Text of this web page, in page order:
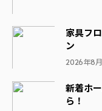
家具フ
ン
2026年8
新着ホ
ら！